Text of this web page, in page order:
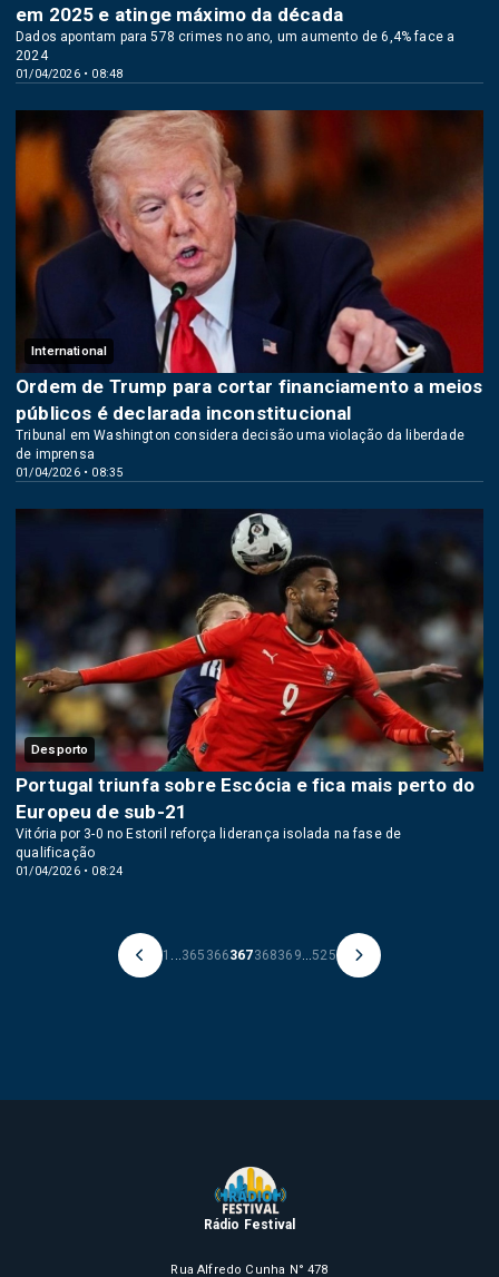
01/04/2026 • 08:48
em 2025 e atinge máximo da década
Dados apontam para 578 crimes no ano, um aumento de 6,4% face a
2024
International
01/04/2026 • 08:35
Ordem de Trump para cortar financiamento a meios
públicos é declarada inconstitucional
Tribunal em Washington considera decisão uma violação da liberdade
de imprensa
Desporto
01/04/2026 • 08:24
Portugal triunfa sobre Escócia e fica mais perto do
Europeu de sub-21
Vitória por 3-0 no Estoril reforça liderança isolada na fase de
qualificação
1 365 366367368369 525
Rádio Festival
Rua Alfredo Cunha N° 478